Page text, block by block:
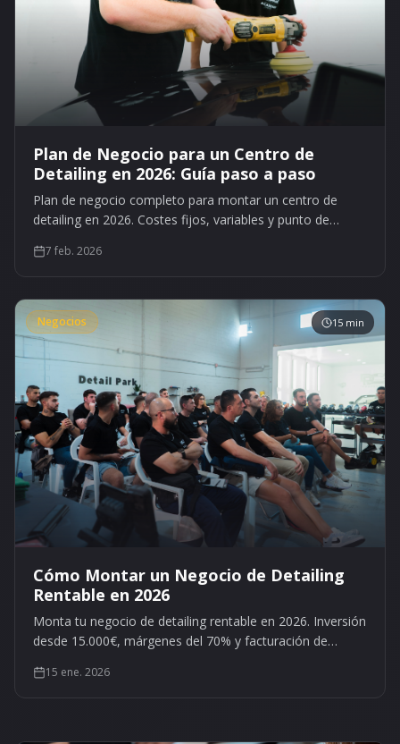
Plan de Negocio para un Centro de
Detailing en 2026: Guía paso a paso
Plan de negocio completo para montar un centro de
detailing en 2026. Costes fijos, variables y punto de
7 feb. 2026
Negocios 15 min
Cómo Montar un Negocio de Detailing
Rentable en 2026
Monta tu negocio de detailing rentable en 2026. Inversión
desde 15.000€, márgenes del 70% y facturación de
y rentabilidad real.
15 ene. 2026